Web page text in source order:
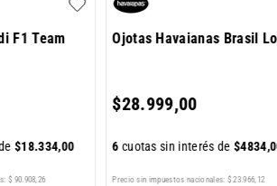
F1 Team
$18.334,00
$ 90.908,26
Ojotas Havaianas Brasil
$28.999,00
6cuotas sin interés de$4834,
Precio sin impuestos nacionales: $ 23.966, 12